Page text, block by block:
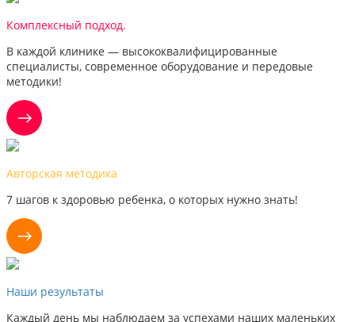
Комплексный подход.
В каждой клинике — высококвалифицированные
специалисты, современное оборудование и передовые
методики!
Авторская методика
7 шагов к здоровью ребенка, о которых нужно знать!
Наши результаты
Каждый день мы наблюдаем за успехами наших маленьких